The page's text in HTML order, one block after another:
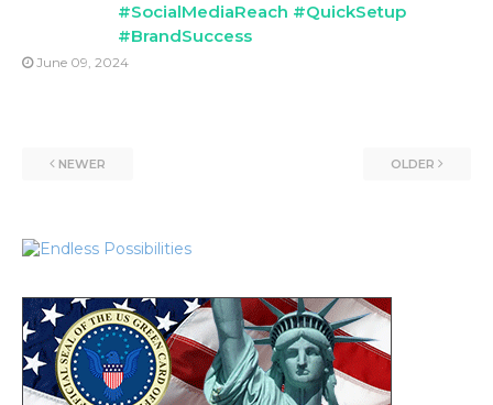
#SocialMediaReach #QuickSetup
#BrandSuccess
June 09, 2024
NEWER OLDER